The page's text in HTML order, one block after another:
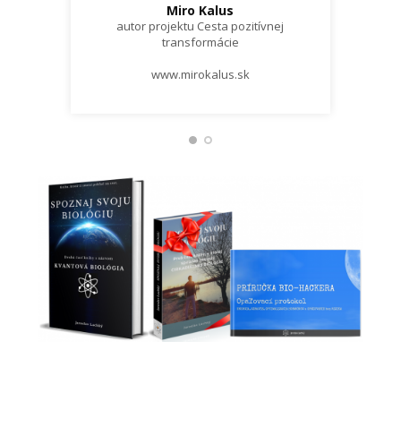
Miro Kalus
autor projektu Cesta pozitívnej
transformácie
www.mirokalus.sk